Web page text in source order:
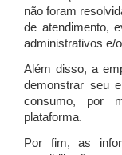
não foram
de atendimento,
administrativos e/
Além disso, a
demonstrar seu
consumo, por
plataforma.
Por fim, as